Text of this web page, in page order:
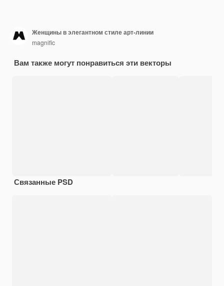
Женщины в элегантном стиле арт-линии
magnific
Вам также могут понравиться эти векторы
Связанные PSD